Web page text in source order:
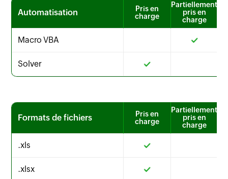
Automatisation
Pris en
charge
Partiellement
pris en
charge
Macro VBA
Solver
Formats de fichiers
Pris en
charge
Partiellement
pris en
charge
.xls
.xlsx